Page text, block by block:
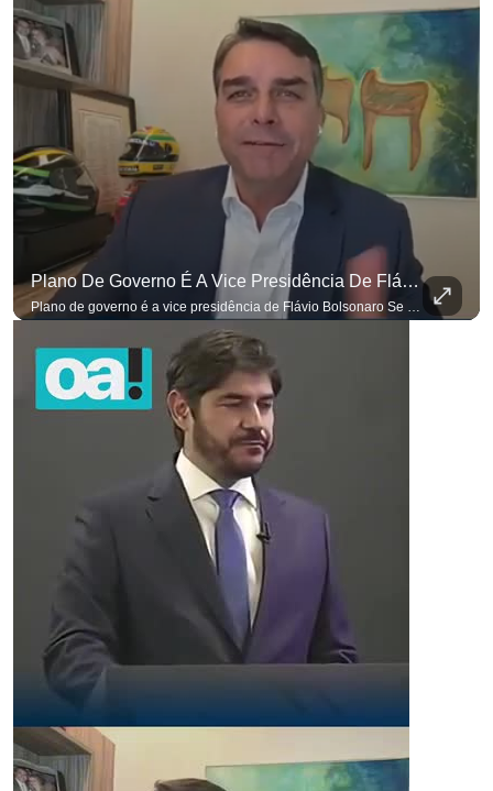
Plano De Governo É A Vice Presidência De Flávio Bolsonaro
Plano de governo é a vice presidência de Flávio Bolsonaro Se você busca informação com credibilidade, inscreva-se agora e ative o
para não perder nenhuma